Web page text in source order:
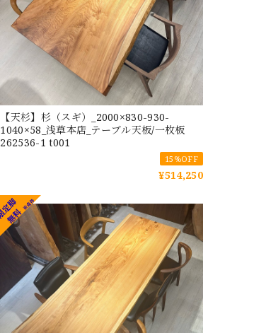
【天杉】杉（スギ）_2000×830-930-
1040×58_浅草本店_テーブル天板/一枚板
262536-1 t001
15%OFF
¥514,250